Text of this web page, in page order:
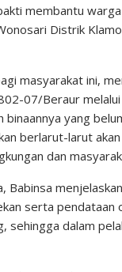
membantu
Distrik
masyarakat ini,
07/Beraur
yang
berlarut-larut
dan
Babinsa
serta pendataan
sehingga dalam